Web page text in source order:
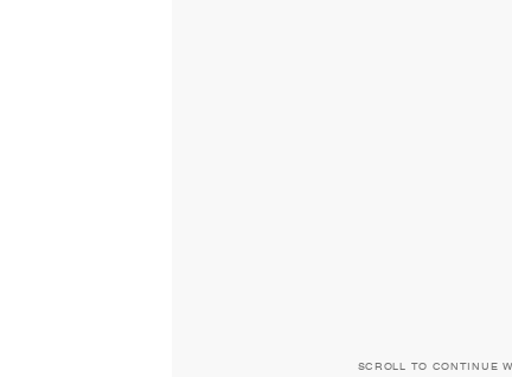
SCROLL TO CONTINUE